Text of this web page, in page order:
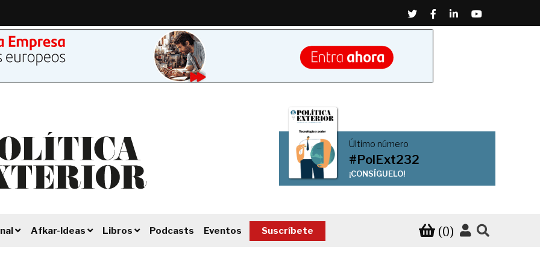
TwitterFacebook
LinkedinYoutube
Último número
#PolExt232
¡CONSÍGUELO!
Afkar-Ideas Libros Podcasts Eventos Suscríbete (0)